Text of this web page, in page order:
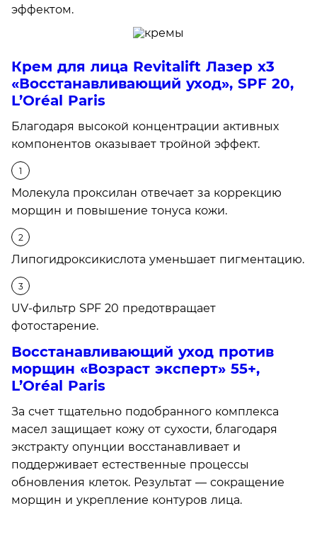
эффектом.
Крем для лица Revitalift Лазер х3
«Восстанавливающий уход», SPF 20,
L’Oréal Paris
Благодаря высокой концентрации активных
компонентов оказывает тройной эффект.
Молекула проксилан отвечает за коррекцию
морщин и повышение тонуса кожи.
Липогидроксикислота уменьшает пигментацию.
UV-фильтр SPF 20 предотвращает
фотостарение.
Восстанавливающий уход против
морщин «Возраст эксперт» 55+,
L’Oréal Paris
За счет тщательно подобранного комплекса
масел защищает кожу от сухости, благодаря
экстракту опунции восстанавливает и
поддерживает естественные процессы
обновления клеток. Результат — сокращение
морщин и укрепление контуров лица.